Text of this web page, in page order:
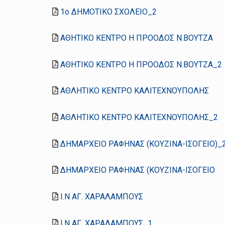
1ο ΔΗΜΟΤΙΚΟ ΣΧΟΛΕΙΟ_2
ΑΘΗΤΙΚΟ ΚΕΝΤΡΟ Η ΠΡΟΟΔΟΣ Ν.ΒΟΥΤΖΑ
ΑΘΗΤΙΚΟ ΚΕΝΤΡΟ Η ΠΡΟΟΔΟΣ Ν.ΒΟΥΤΖΑ_2
ΑΘΛΗΤΙΚΟ ΚΕΝΤΡΟ ΚΑΛΙΤΕΧΝΟΥΠΟΛΗΣ
ΑΘΛΗΤΙΚΟ ΚΕΝΤΡΟ ΚΑΛΙΤΕΧΝΟΥΠΟΛΗΣ_2
ΔΗΜΑΡΧΕΙΟ ΡΑΦΗΝΑΣ (ΚΟΥΖΙΝΑ-
ΔΗΜΑΡΧΕΙΟ ΡΑΦΗΝΑΣ (ΚΟΥΖΙΝΑ-ΙΣΟΓΕΙΟ
Ι.Ν ΑΓ. ΧΑΡΑΛΑΜΠΟΥΣ
Ι.Ν ΑΓ. ΧΑΡΑΛΑΜΠΟΥΣ_1